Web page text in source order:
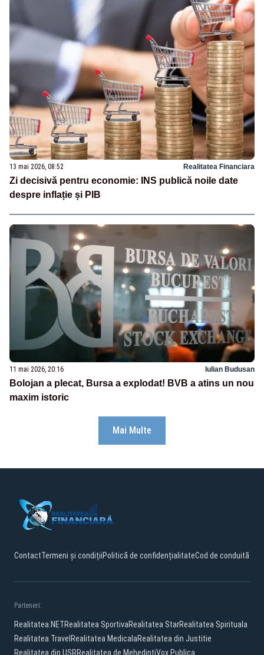
13 mai 2026, 08:52 Realitatea Financiara
Zi decisivă pentru economie: INS publică noile date
despre inflație și PIB
11 mai 2026, 20:16 Iulian Budusan
Bolojan a plecat, Bursa a explodat! BVB a atins un nou
maxim istoric
Mai Multe
ContactTermeni și condițiiPolitică de confidențialitateCod de conduită
Parteneri:
Realitatea.NETRealitatea SportivaRealitatea StarRealitatea Spirituala
Realitatea Travel Realitatea MedicalaRealitatea din Justitie
Realitatea din USRRealitatea de MehedintiVox Publica